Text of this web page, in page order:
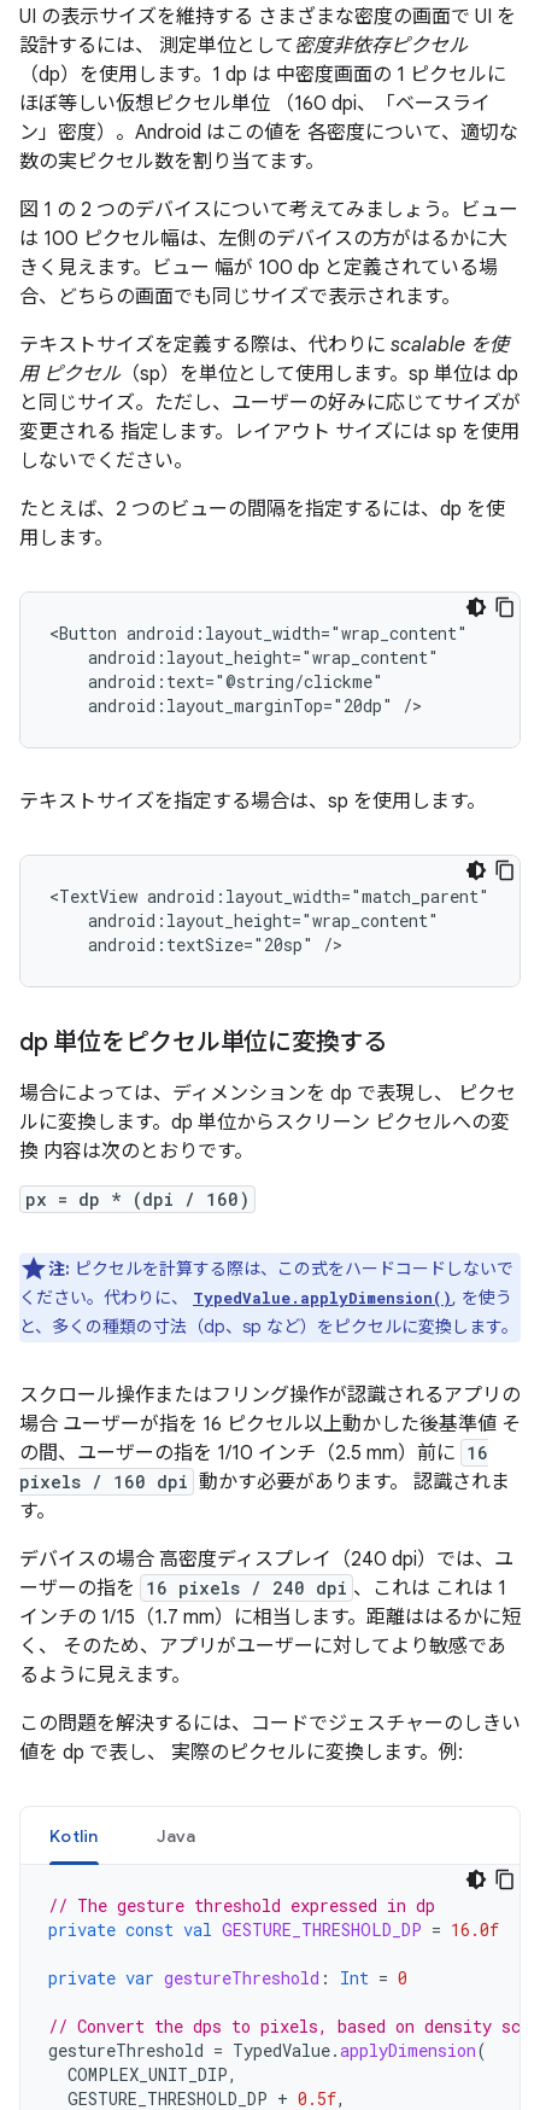
UI の表示サイズを維持する さまざまな密度の画面で UI を
設計するには、 測定単位として 密度非依存ピクセル
（dp）を使用します。1 dp は 中密度画面の 1 ピクセルに
ほぼ等しい仮想ピクセル単位 （160 dpi、「ベースライ
ン」密度）。Android はこの値を 各密度について、適切な
数の実ピクセル数を割り当てます。
図 1 の 2 つのデバイスについて考えてみましょう。ビュー
は 100 ピクセル幅は、左側のデバイスの方がはるかに大
きく見えます。ビュー 幅が 100 dp と定義されている場
合、どちらの画面でも同じサイズで表示されます。
テキストサイズを定義する際は、代わりに scalable を使
用 ピクセル（sp）を単位として使用します。sp 単位は dp
と同じサイズ。ただし、ユーザーの好みに応じてサイズが
変更される 指定します。レイアウト サイズには sp を使用
しないでください。
たとえば、2 つのビューの間隔を指定するには、dp を使
用します。
<Button
android:layout_marginTop="20dp"
/>
テキストサイズを指定する場合は、sp を使用します。
<TextView
android:textSize="20sp"
/>
dp 単位をピクセル単位に変換する
場合によっては、ディメンションを dp で表現し、 ピクセ
ルに変換します。dp 単位からスクリーン ピクセルへの変
換 内容は次のとおりです。
px = dp * (dpi / 160)
注: ピクセルを計算する際は、この式をハードコードしないで
ください。代わりに、
TypedValue.applyDimension(), を使う
と、多くの種類の寸法（dp、sp など）をピクセルに変換します。
スクロール操作またはフリング操作が認識されるアプリの
場合 ユーザーが指を 16 ピクセル以上動かした後基準値 そ
の間、ユーザーの指を 1/10 インチ（2.5 mm）前に 16
pixels / 160 dpi 動かす必要があります。 認識されま
す。
デバイスの場合 高密度ディスプレイ（240 dpi）では、ユ
ーザーの指を
16 pixels / 240 dpi 、これは これは 1
インチの 1/15（1.7 mm）に相当します。距離ははるかに短
く、 そのため、アプリがユーザーに対してより敏感であ
るように見えます。
この問題を解決するには、コードでジェスチャーのしきい
値を dp で表し、 実際のピクセルに変換します。例:
Kotlin Java
// The gesture threshold expressed in dp
private const val GESTURE_THRESHOLD_DP = 16.0f
private var gestureThreshold : Int = 0
// Convert the dps to pixels, based on density
gestureThreshold = TypedValue.applyDimension(
COMPLEX_UNIT_DIP,
GESTURE_THRESHOLD_DP + 0.5f,